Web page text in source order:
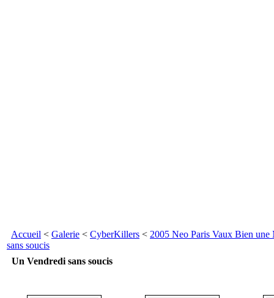
Accueil < Galerie < CyberKillers < 2005 Neo Paris Vaux Bien une
sans soucis
Un Vendredi sans soucis